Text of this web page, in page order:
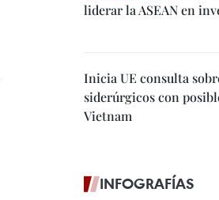
liderar la ASEAN en
Inicia UE consulta
siderúrgicos con
Vietnam
INFOGRAFÍAS